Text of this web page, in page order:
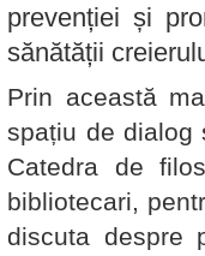
prevenției și
sănătății
Prin această
spațiu de dialog
Catedra de
bibliotecari,
discuta despre